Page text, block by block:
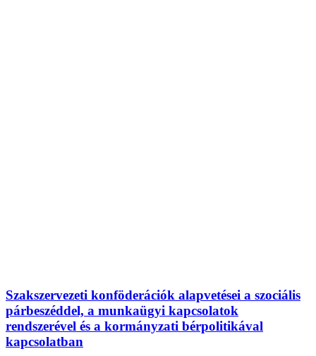
Szakszervezeti konföderációk alapvetései a szociális
párbeszéddel, a munkaügyi kapcsolatok
rendszerével és a kormányzati bérpolitikával
kapcsolatban